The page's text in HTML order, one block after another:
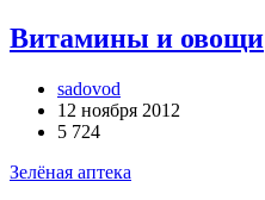
Витамины и овощи
sadovod
12 ноября 2012
5 724
Зелёная аптека